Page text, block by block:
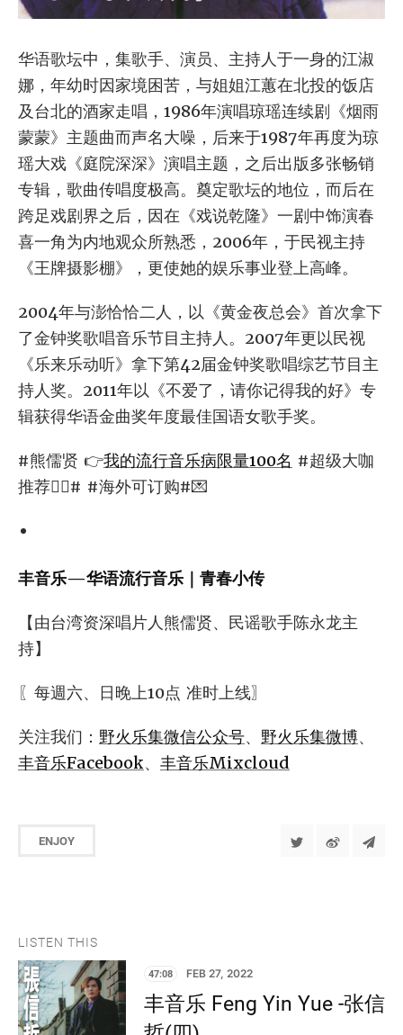
华语歌坛中，集歌手、演员、主持人于一身的江淑
娜，年幼时因家境困苦，与姐姐江蕙在北投的饭店
及台北的酒家走唱，1986年演唱琼瑶连续剧《烟雨
蒙蒙》主题曲而声名大噪，后来于1987年再度为琼
瑶大戏《庭院深深》演唱主题，之后出版多张畅销
专辑，歌曲传唱度极高。奠定歌坛的地位，而后在
跨足戏剧界之后，因在《戏说乾隆》一剧中饰演春
喜一角为内地观众所熟悉，2006年，于民视主持
《王牌摄影棚》，更使她的娱乐事业登上高峰。
2004年与澎恰恰二人，以《黄金夜总会》首次拿下
了金钟奖歌唱音乐节目主持人。2007年更以民视
《乐来乐动听》拿下第42届金钟奖歌唱综艺节目主
持人奖。2011年以《不爱了，请你记得我的好》专
辑获得华语金曲奖年度最佳国语女歌手奖。
#熊儒贤 👉我的流行音乐病限量100名 #超级大咖
推荐🙇‍♀️# #海外可订购#💌
丰音乐—华语流行音乐｜青春小传
【由台湾资深唱片人熊儒贤、民谣歌手陈永龙主
持】
〖每週六、日晚上10点 准时上线〗
关注我们： 野火乐集微信公众号、 野火乐集微博、
丰音乐Facebook、 丰音乐Mixcloud
ENJOY
LISTEN THIS
47:08 FEB 27, 2022
丰音乐 Feng Yin Yue -张信